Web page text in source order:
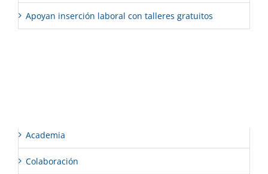
Apoyan inserción laboral con talleres gratuitos
Academia
Colaboración